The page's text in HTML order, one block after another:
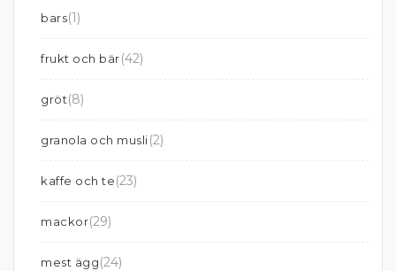
bars(1)
frukt och bär(42)
gröt(8)
granola och musli(2)
kaffe och te(23)
mackor(29)
mest ägg(24)